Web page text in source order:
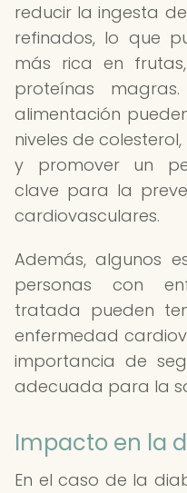
reducir la ingesta
refinados, lo que
más rica en
proteínas
alimentación
niveles de
y promover un
clave para la
cardiovasculares.
Además, algunos
personas con
tratada pueden
enfermedad
importancia de
adecuada para la
Impacto en la
En el caso de la